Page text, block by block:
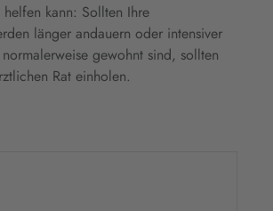
helfen kann: Sollten Ihre
länger andauern oder intensiver
gewohnt sind, sollten
Rat einholen.